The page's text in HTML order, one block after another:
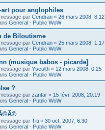
art pour anglophiles
par Cendran « 26 mars 2008, 8:12
General - Public WoW
de Biloutisme
par Cendran « 25 mars 2008, 1:17
General - Public WoW
(musique babos - picarde]
par Yseulth « 12 mars 2008, 0:25
General - Public WoW
?
par zantar « 15 févr. 2008, 20:19
General - Public WoW
par Titi « 30 oct. 2007, 6:30
General - Public WoW